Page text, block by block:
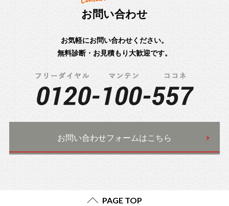
お問い合わせ
お気軽にお問い合わせください。
無料診断・お見積もり大歓迎です。
お問い合わせフォームはこちら
PAGE TOP